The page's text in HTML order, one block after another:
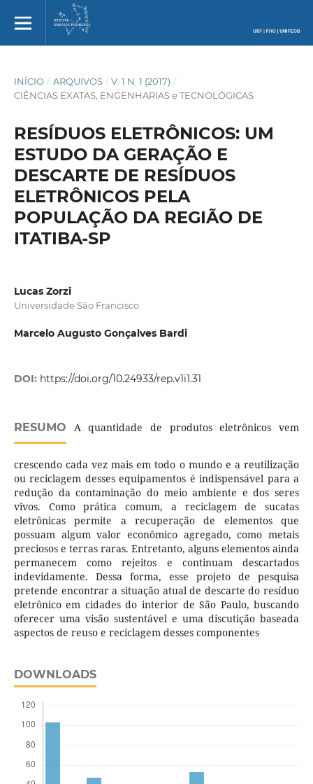
INÍCIO / ARQUIVOS / V. 1 N. 1 (2017) /
CIÊNCIAS EXATAS, ENGENHARIAS e TECNOLÓGICAS
RESÍDUOS ELETRÔNICOS: UM
ESTUDO DA GERAÇÃO E
DESCARTE DE RESÍDUOS
ELETRÔNICOS PELA
POPULAÇÃO DA REGIÃO DE
ITATIBA-SP
Lucas Zorzi
Universidade São Francisco
Marcelo Augusto Gonçalves Bardi
DOI: https://doi.org/10.24933/rep.v1i1.31
RESUMO A quantidade de produtos eletrônicos vem
crescendo cada vez mais em todo o mundo e a reutilização
ou reciclagem desses equipamentos é indispensável para a
redução da contaminação do meio ambiente e dos seres
vivos. Como prática comum, a reciclagem de sucatas
eletrônicas permite a recuperação de elementos que
possuam algum valor econômico agregado, como metais
preciosos e terras raras. Entretanto, alguns elementos ainda
permanecem como rejeitos e continuam descartados
indevidamente. Dessa forma, esse projeto de pesquisa
pretende encontrar a situação atual de descarte do resíduo
eletrônico em cidades do interior de São Paulo, buscando
oferecer uma visão sustentável e uma discutição baseada
aspectos de reuso e reciclagem desses componentes
DOWNLOADS